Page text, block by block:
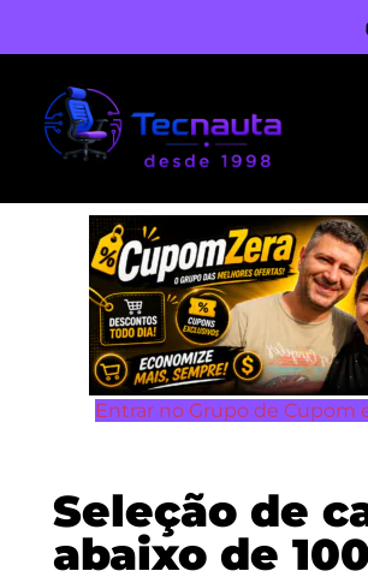
Entrar no Grupo de Cupom
Seleção de
abaixo de